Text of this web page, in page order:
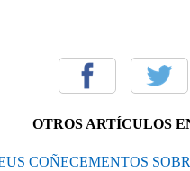
OTROS ARTÍCULOS
COÑECEMENTOS